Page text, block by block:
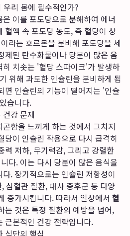
리 몸에 필수적인가?
이를 포도당으로 분해하여 에너
혈액 속 포도당 농도, 즉 혈당이 상
라는 호르몬을 분비해 포도당을 세
제된 탄수화물이나 당분이 많은 음
치솟는 '혈당 스파이크'가 발생하
위해 과도한 인슐린을 분비하게 됩
면 인슐린의 기능이 떨어지는 '인슐
습니다.
강 문제
함을 느끼게 하는 것에서 그치지
당이 인슐린 작용으로 다시 급격히
력 저하, 무기력감, 그리고 강렬한
다. 이는 다시 당분이 많은 음식을
. 장기적으로는 인슐린 저항성이
심혈관 질환, 대사 증후군 등 다양
증가시킵니다. 따라서 일상에서 혈
는 것은 특정 질환의 예방을 넘어,
근본적인 건강 전략입니다.
식단의 핵심